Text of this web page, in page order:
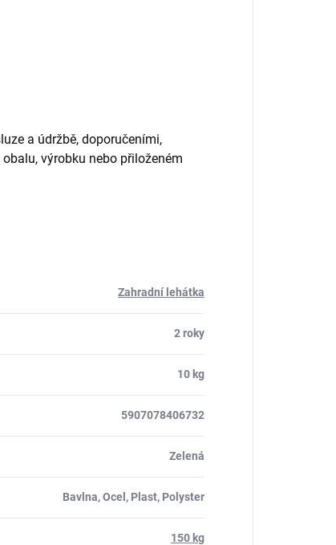
a údržbě, doporučeními,
výrobku nebo přiloženém
Zahradní lehátka
2 roky
10 kg
5907078406732
Zelená
Bavlna, Ocel, Plast, Polyster
150 kg